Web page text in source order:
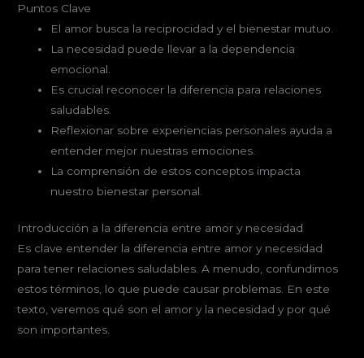
Puntos Clave
El amor busca la reciprocidad y el bienestar mutuo.
La necesidad puede llevar a la dependencia
emocional.
Es crucial reconocer la diferencia para relaciones
saludables.
Reflexionar sobre experiencias personales ayuda a
entender mejor nuestras emociones.
La comprensión de estos conceptos impacta
nuestro bienestar personal.
Introducción a la diferencia entre amor y necesidad
Es clave entender la diferencia entre amor y necesidad
para tener relaciones saludables. A menudo, confundimos
estos términos, lo que puede causar problemas. En este
texto, veremos qué son el amor y la necesidad y por qué
son importantes.